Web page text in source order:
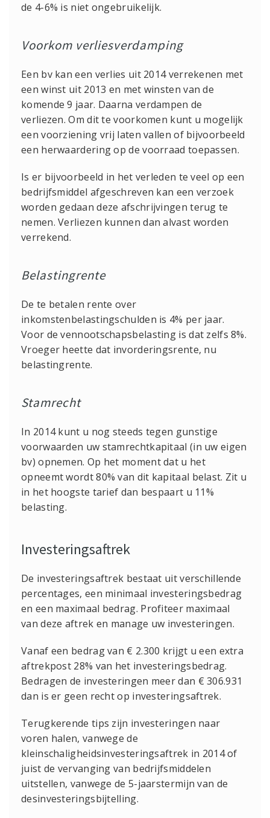
de 4-6% is niet ongebruikelijk.
Voorkom verliesverdamping
Een bv kan een verlies uit 2014 verrekenen met
een winst uit 2013 en met winsten van de
komende 9 jaar. Daarna verdampen de
verliezen. Om dit te voorkomen kunt u mogelijk
een voorziening vrij laten vallen of bijvoorbeeld
een herwaardering op de voorraad toepassen.
Is er bijvoorbeeld in het verleden te veel op een
bedrijfsmiddel afgeschreven kan een verzoek
worden gedaan deze afschrijvingen terug te
nemen. Verliezen kunnen dan alvast worden
verrekend.
Belastingrente
De te betalen rente over
inkomstenbelastingschulden is 4% per jaar.
Voor de vennootschapsbelasting is dat zelfs 8%.
Vroeger heette dat invorderingsrente, nu
belastingrente.
Stamrecht
In 2014 kunt u nog steeds tegen gunstige
voorwaarden uw stamrechtkapitaal (in uw eigen
bv) opnemen. Op het moment dat u het
opneemt wordt 80% van dit kapitaal belast. Zit u
in het hoogste tarief dan bespaart u 11%
belasting.
Investeringsaftrek
De investeringsaftrek bestaat uit verschillende
percentages, een minimaal investeringsbedrag
en een maximaal bedrag. Profiteer maximaal
van deze aftrek en manage uw investeringen.
Vanaf een bedrag van € 2.300 krijgt u een extra
aftrekpost 28% van het investeringsbedrag.
Bedragen de investeringen meer dan € 306.931
dan is er geen recht op investeringsaftrek.
Terugkerende tips zijn investeringen naar
voren halen, vanwege de
kleinschaligheidsinvesteringsaftrek in 2014 of
juist de vervanging van bedrijfsmiddelen
uitstellen, vanwege de 5-jaarstermijn van de
desinvesteringsbijtelling.